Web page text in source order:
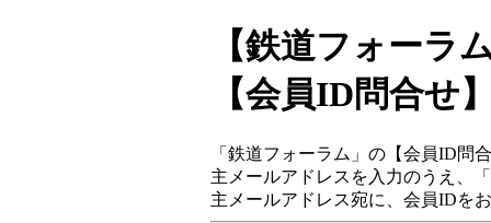
【鉄道フォーラ
【会員ID問合せ
「鉄道フォーラム」の【会員ID問
主メールアドレスを入力のうえ、
主メールアドレス宛に、会員IDを